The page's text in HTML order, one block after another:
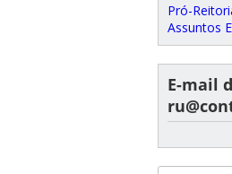
Pró-
Assuntos
E-mail